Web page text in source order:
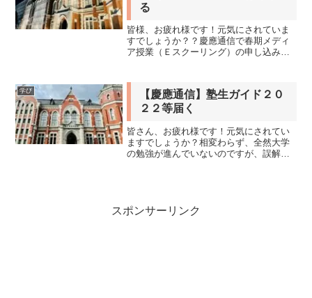
る
皆様、お疲れ様です！元気にされていま
すでしょうか？？慶應通信で春期メディ
ア授業（Ｅスクーリング）の申し込みが
て好きな時間に何度でも勉強できるとい
うのがE-スクーリングで...
学び
【慶應通信】塾生ガイド２０
２２等届く
皆さん、お疲れ様です！元気にされてい
ますでしょうか？相変わらず、全然大学
の勉強が進んでいないのですが、誤解し
スポンサーリンク